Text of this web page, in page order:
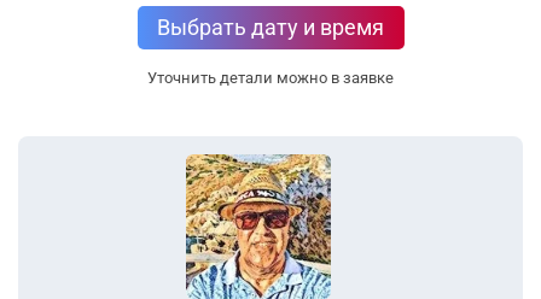
Выбрать дату и время
Уточнить детали можно в заявке